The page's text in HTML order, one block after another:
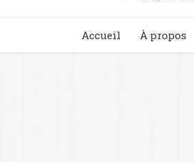
Accueil À propos